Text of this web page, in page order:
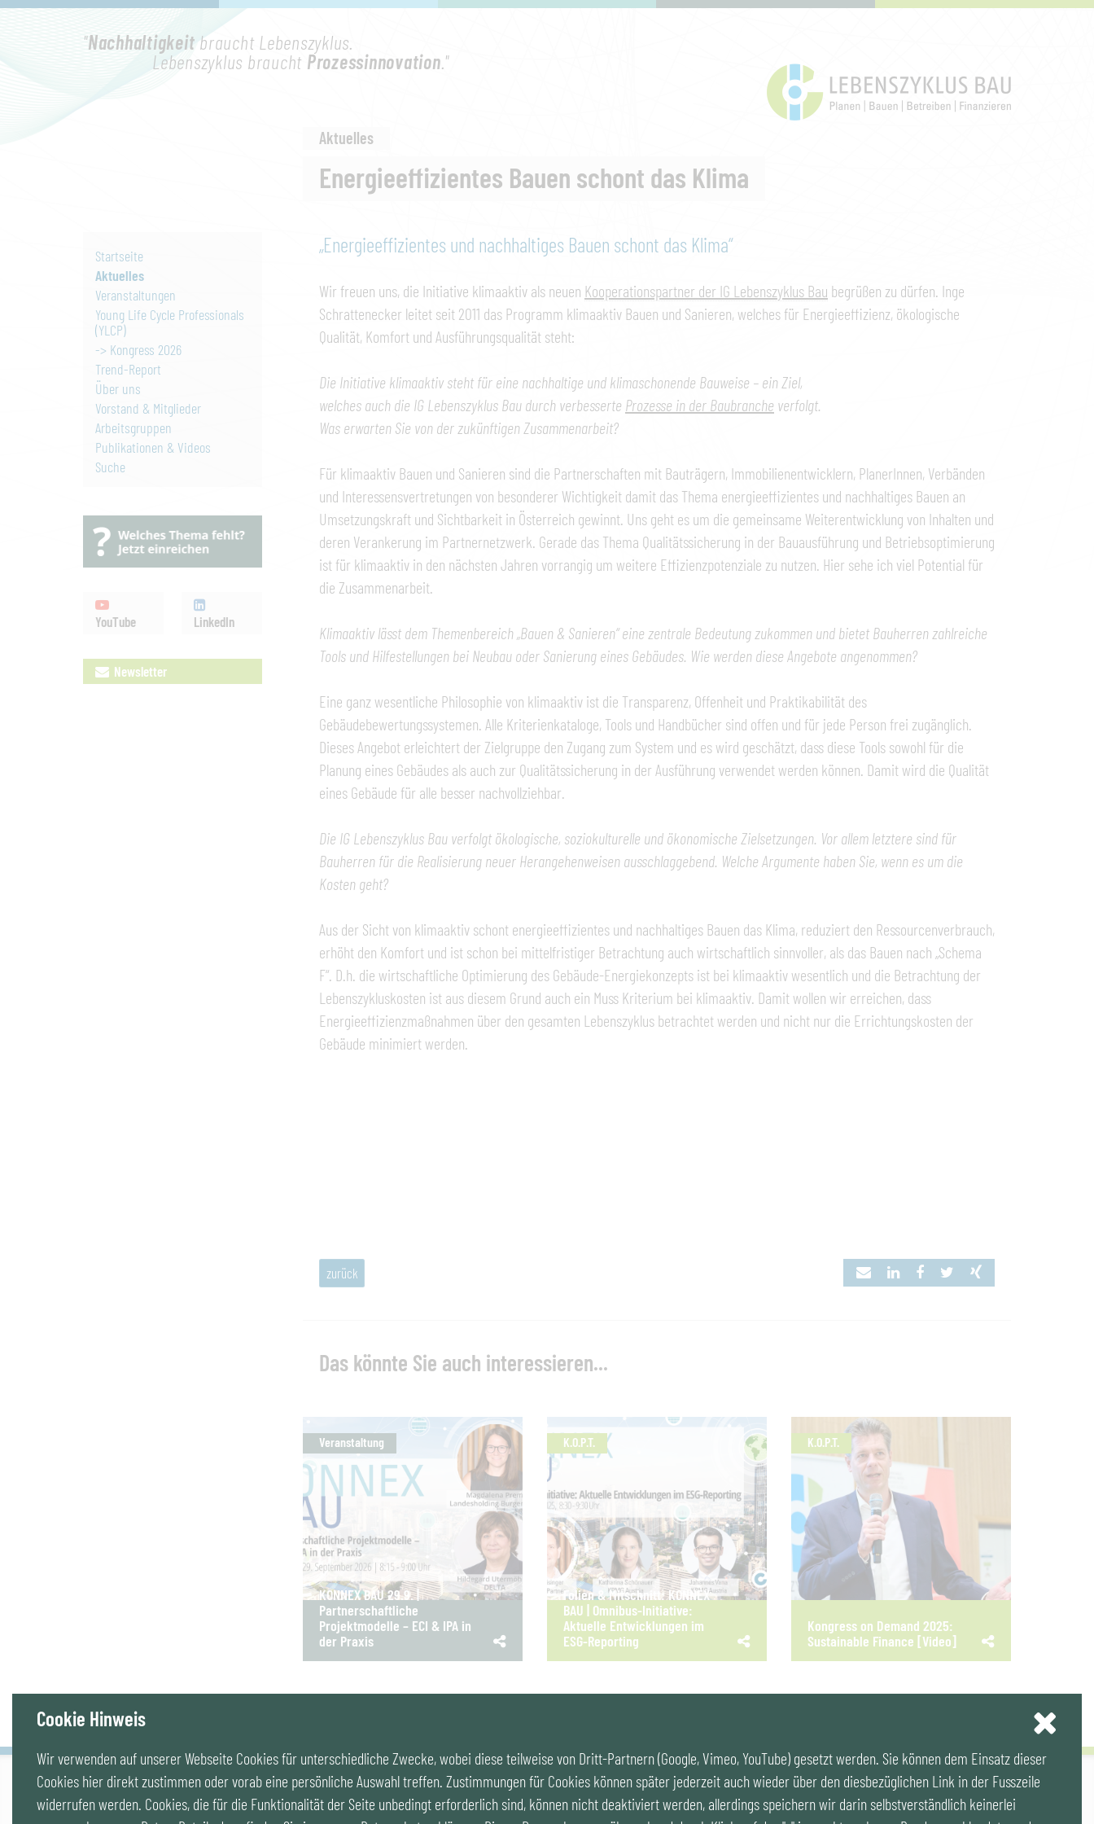
"Nachhaltigkeit braucht Lebenszyklus.
Lebenszyklus braucht Prozessinnovation."
Startseite
Aktuelles
Veranstaltungen
Young Life Cycle Professionals
(YLCP)
-> Kongress 2026
Trend-Report
Über uns
Vorstand & Mitglieder
Arbeitsgruppen
Publikationen & Videos
Suche
YouTube LinkedIn
Newsletter
Aktuelles
Energieeffizientes Bauen schont das Klima
„Energieeffizientes und nachhaltiges Bauen schont das Klima“
Wir freuen uns, die Initiative klimaaktiv als neuen Kooperationspartner der IG Lebenszyklus Bau begrüßen zu dürfen. Inge
Schrattenecker leitet seit 2011 das Programm klimaaktiv Bauen und Sanieren, welches für Energieeffizienz, ökologische
Qualität, Komfort und Ausführungsqualität steht:
Die Initiative klimaaktiv steht für eine nachhaltige und klimaschonende Bauweise – ein Ziel,
welches auch die IG Lebenszyklus Bau durch verbesserte Prozesse in der Baubranche verfolgt.
Was erwarten Sie von der zukünftigen Zusammenarbeit?
Für klimaaktiv Bauen und Sanieren sind die Partnerschaften mit Bauträgern, Immobilienentwicklern, PlanerInnen, Verbänden
und Interessensvertretungen von besonderer Wichtigkeit damit das Thema energieeffizientes und nachhaltiges Bauen an
Umsetzungskraft und Sichtbarkeit in Österreich gewinnt. Uns geht es um die gemeinsame Weiterentwicklung von Inhalten und
deren Verankerung im Partnernetzwerk. Gerade das Thema Qualitätssicherung in der Bauausführung und Betriebsoptimierung
ist für klimaaktiv in den nächsten Jahren vorrangig um weitere Effizienzpotenziale zu nutzen. Hier sehe ich viel Potential für
die Zusammenarbeit.
Klimaaktiv lässt dem Themenbereich „Bauen & Sanieren“ eine zentrale Bedeutung zukommen und bietet Bauherren zahlreiche
Tools und Hilfestellungen bei Neubau oder Sanierung eines Gebäudes. Wie werden diese Angebote angenommen?
Eine ganz wesentliche Philosophie von klimaaktiv ist die Transparenz, Offenheit und Praktikabilität des
Gebäudebewertungssystemen. Alle Kriterienkataloge, Tools und Handbücher sind offen und für jede Person frei zugänglich.
Dieses Angebot erleichtert der Zielgruppe den Zugang zum System und es wird geschätzt, dass diese Tools sowohl für die
Planung eines Gebäudes als auch zur Qualitätssicherung in der Ausführung verwendet werden können. Damit wird die Qualität
eines Gebäude für alle besser nachvollziehbar.
Die IG Lebenszyklus Bau verfolgt ökologische, soziokulturelle und ökonomische Zielsetzungen. Vor allem letztere sind für
Bauherren für die Realisierung neuer Herangehenweisen ausschlaggebend. Welche Argumente haben Sie, wenn es um die
Kosten geht?
Aus der Sicht von klimaaktiv schont energieeffizientes und nachhaltiges Bauen das Klima, reduziert den Ressourcenverbrauch,
erhöht den Komfort und ist schon bei mittelfristiger Betrachtung auch wirtschaftlich sinnvoller, als das Bauen nach „Schema
F“. D.h. die wirtschaftliche Optimierung des Gebäude-Energiekonzepts ist bei klimaaktiv wesentlich und die Betrachtung der
Lebenszykluskosten ist aus diesem Grund auch ein Muss Kriterium bei klimaaktiv. Damit wollen wir erreichen, dass
Energieeffizienzmaßnahmen über den gesamten Lebenszyklus betrachtet werden und nicht nur die Errichtungskosten der
Gebäude mini­miert werden.
zurück
Das könnte Sie auch interessieren...
Veranstaltung
KONNEX BAU 29.9. |
Partnerschaftliche
Projektmodelle – ECI & IPA in
der Praxis
K.O.P.T.
Folien & Mitschnitt: KONNEX
BAU | Omnibus-Initiative:
Aktuelle Entwicklungen im
ESG-Reporting
K.O.P.T.
Kongress on Demand 2025:
Sustainable Finance [Video]
IG LEBENSZYKLUS BAU
Wipplingerstr. 10/Top 9, Stoß im Himmel, A-1010
Cookies|Kontakt|Impressum|Datenschutz| Publikationen & Videos|Veranstaltungen
Cookie Hinweis
Wir verwenden auf unserer Webseite Cookies für unterschiedliche Zwecke, wobei diese teilweise von Dritt-Partnern (Google, Vimeo, YouTube) gesetzt werden. Sie können dem Einsatz dieser
Cookies hier direkt zustimmen oder vorab eine persönliche Auswahl treffen. Zustimmungen für Cookies können später jederzeit auch wieder über den diesbezüglichen Link in der Fusszeile
widerrufen werden. Cookies, die für die Funktionalität der Seite unbedingt erforderlich sind, können nicht deaktiviert werden, allerdings speichern wir darin selbstverständlich keinerlei